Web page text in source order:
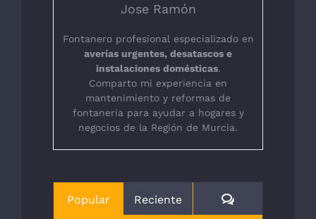
Jose Ramón
Fontanero profesional especializado en
averías urgentes, desatascos e
instalaciones domésticas.
Comparto mi experiencia en
mantenimiento y reformas de
fontanería para ayudar a hogares y
negocios de la Región de Murcia.
Popular Reciente Comentarios